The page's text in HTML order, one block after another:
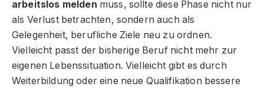
arbeitslos melden muss, sollte diese Phase nicht nur
als Verlust betrachten, sondern auch als
Gelegenheit, berufliche Ziele neu zu ordnen.
Vielleicht passt der bisherige Beruf nicht mehr zur
eigenen Lebenssituation. Vielleicht gibt es durch
Weiterbildung oder eine neue Qualifikation bessere